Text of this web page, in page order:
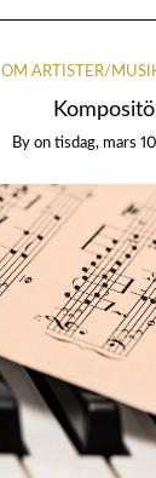
OM ARTISTER/
By on tisdag, mars